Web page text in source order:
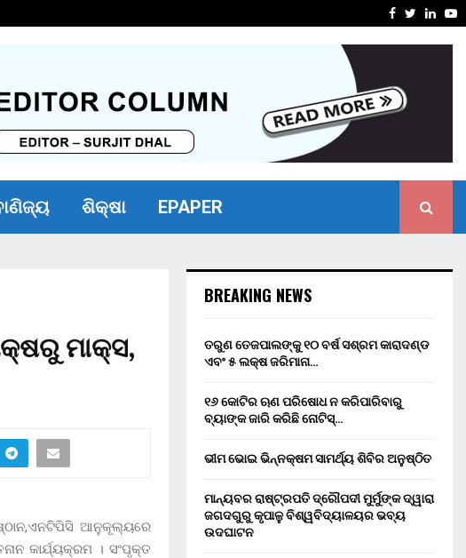
Facebook
Twitter
ଶିକ୍ଷା EPAPER
ମାକ୍ସ,
ଆନୁକୂଲ୍ୟରେ
କାର୍ଯ୍ୟକ୍ରମ । ସଂପୃକ୍ତ
BREAKING NEWS
ତରୁଣ ତେଜପାଲଙ୍କୁ ୧୦ ବର୍ଷ ସଶ୍ରମ କାରାଦଣ୍ଡ
ଏବଂ ₹୫ ଲକ୍ଷ ଜରିମାନା…
୧୬ କୋଟିର ଋଣ ପରିଷୋଧ ନ କରିପାରିବାରୁ
ବ୍ୟାଙ୍କ ଜାରି କରିଛି ନୋଟିସ୍…
ଭୀମ ଭୋଇ ଭିନ୍ନକ୍ଷମ ସାମର୍ଥ୍ୟ ଶିବିର ଅନୁଷ୍ଠିତ
ମାନ୍ୟବର ରାଷ୍ଟ୍ରପତି ଦ୍ରୌପଦୀ ମୁର୍ମୁଙ୍କ ଦ୍ୱାରା
ଜଗଦଗୁରୁ କୃପାଳୁ ବିଶ୍ୱବିଦ୍ୟାଳୟର ଭବ୍ୟ
ଉଦଘାଟନ